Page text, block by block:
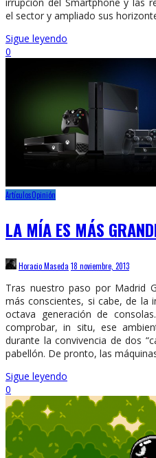
el sector y ampliado sus
Sigue leyendo
0
ArtículosOpinión
LA MÍA ES MÁS
Horacio Maseda 18 noviembre, 2013
Tras nuestro paso por Madrid
más conscientes, si cabe, de la
octava generación de
comprobar, in situ, ese
durante la convivencia de dos
pabellón. De pronto, las
Sigue leyendo
0